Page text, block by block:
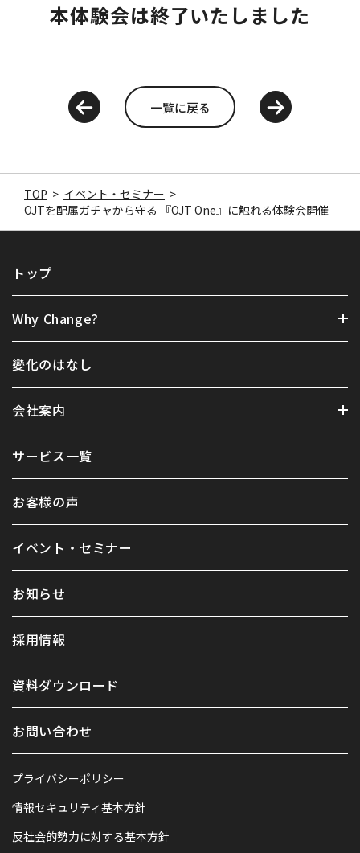
本体験会は終了いたしました
一覧に戻る
TOP > イベント・セミナー >
OJTを配属ガチャから守る 『OJT One』に触れる体験会開催
トップ
Why Change?
變化のはなし
会社案内
サービス一覧
お客様の声
イベント・セミナー
お知らせ
採用情報
資料ダウンロード
お問い合わせ
プライバシーポリシー
情報セキュリティ基本方針
反社会的勢力に対する基本方針